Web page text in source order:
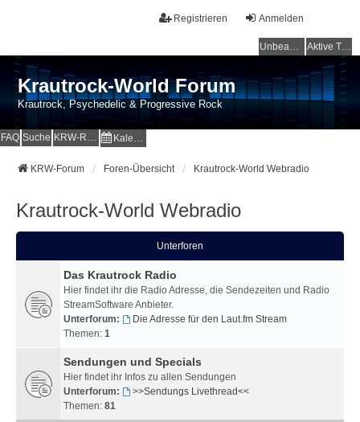
Anmelden
Registrieren
Unbeantwortete Themen Aktive Themen
Krautrock-World Forum
Krautrock, Psychedelic & Progressive Rock
FAQ Suche KRW-Radio Kalender
KRW-Forum Foren-Übersicht Krautrock-World Webradio
Krautrock-World Webradio
Unterforen
Das Krautrock Radio
Hier findet ihr die Radio Adresse, die Sendezeiten und Radio
StreamSoftware Anbieter.
Unterforum:
Die Adresse für den Laut.fm Stream
Themen: 1
Sendungen und Specials
Hier findet ihr Infos zu allen Sendungen
Unterforum:
>>Sendungs Livethread<<
Themen: 81